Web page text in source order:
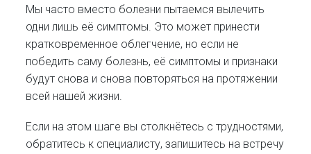
Мы часто вместо болезни пытаемся вылечить
одни лишь её симптомы. Это может принести
кратковременное облегчение, но если не
победить саму болезнь, её симптомы и признаки
будут снова и снова повторяться на протяжении
всей нашей жизни.
Если на этом шаге вы столкнётесь с трудностями,
обратитесь к специалисту, запишитесь на встречу